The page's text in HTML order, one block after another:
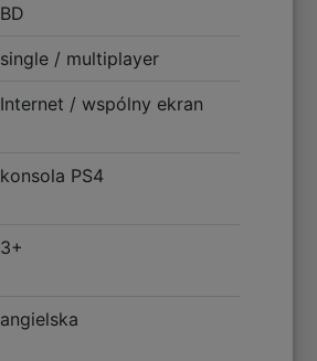
BD
single / multiplayer
Internet / wspólny ekran
konsola PS4
3+
angielska